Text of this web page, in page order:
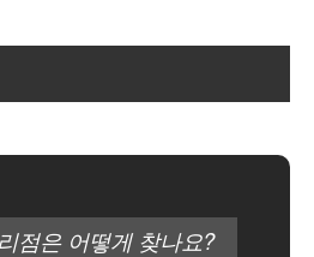
점은 어떻게 찾나요?